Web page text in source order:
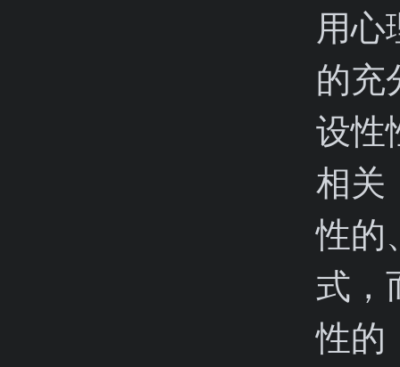
用心
的充
设性
相关
性的
式，
性的